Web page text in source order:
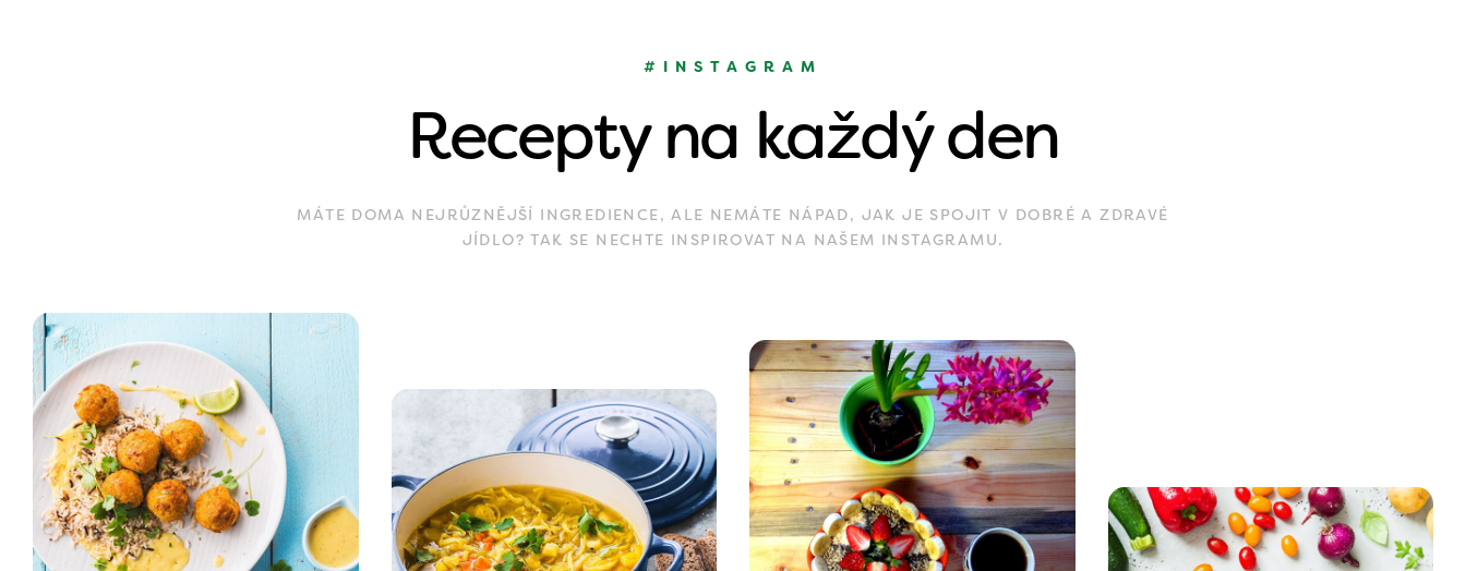
#INSTAGRAM
Recepty na každý den
MÁTE DOMA NEJRŮZNĚJŠÍ INGREDIENCE, ALE NEMÁTE NÁPAD, JAK JE SPOJIT V DOBRÉ A ZDRAVÉ
JÍDLO? TAK SE NECHTE INSPIROVAT NA NAŠEM INSTAGRAMU.